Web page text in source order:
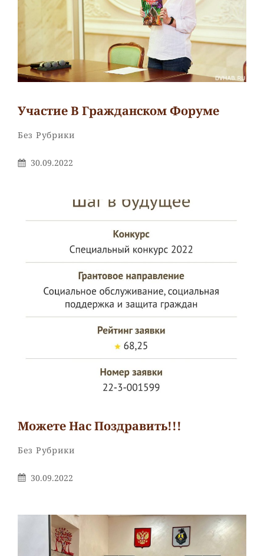
Участие В Гражданском Форуме
Рубрики
Без Рубрики
Опубликовано
30.09.2022
Можете Нас Поздравить!!!
Рубрики
Без Рубрики
Опубликовано
30.09.2022